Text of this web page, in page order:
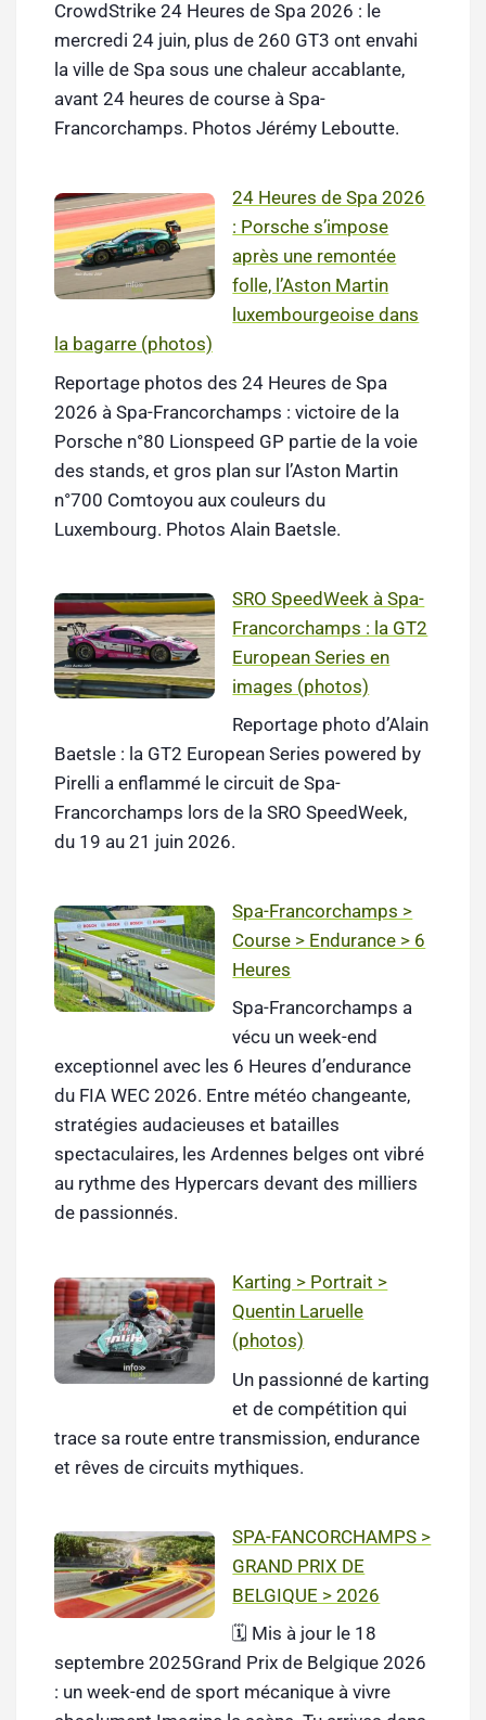
CrowdStrike 24 Heures de Spa 2026 : le
mercredi 24 juin, plus de 260 GT3 ont envahi
la ville de Spa sous une chaleur accablante,
avant 24 heures de course à Spa-
Francorchamps. Photos Jérémy Leboutte.
24 Heures de Spa 2026
: Porsche s’impose
après une remontée
folle, l’Aston Martin
luxembourgeoise dans
la bagarre (photos)
Reportage photos des 24 Heures de Spa
2026 à Spa-Francorchamps : victoire de la
Porsche n°80 Lionspeed GP partie de la voie
des stands, et gros plan sur l’Aston Martin
n°700 Comtoyou aux couleurs du
Luxembourg. Photos Alain Baetsle.
SRO SpeedWeek à Spa-
Francorchamps : la GT2
European Series en
images (photos)
Reportage photo d’Alain
Baetsle : la GT2 European Series powered by
Pirelli a enflammé le circuit de Spa-
Francorchamps lors de la SRO SpeedWeek,
du 19 au 21 juin 2026.
Spa-Francorchamps >
Course > Endurance > 6
Heures
Spa-Francorchamps a
vécu un week-end
exceptionnel avec les 6 Heures d’endurance
du FIA WEC 2026. Entre météo changeante,
stratégies audacieuses et batailles
spectaculaires, les Ardennes belges ont vibré
au rythme des Hypercars devant des milliers
de passionnés.
Karting > Portrait >
Quentin Laruelle
(photos)
Un passionné de karting
et de compétition qui
trace sa route entre transmission, endurance
et rêves de circuits mythiques.
SPA-FANCORCHAMPS >
GRAND PRIX DE
BELGIQUE > 2026
🗓️ Mis à jour le 18
septembre 2025Grand Prix de Belgique 2026
: un week-end de sport mécanique à vivre